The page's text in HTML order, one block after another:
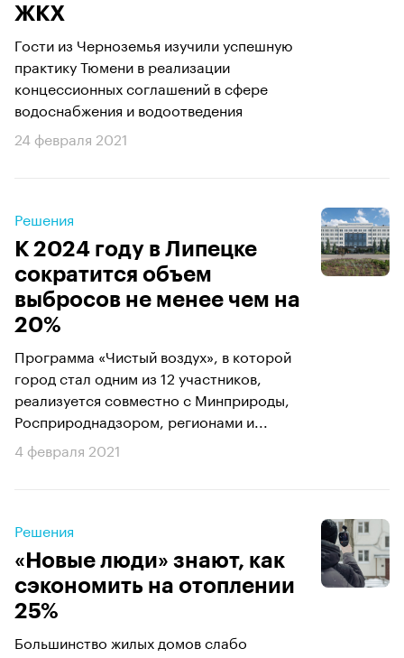
ЖКХ
Гости из Черноземья изучили успешную
практику Тюмени в реализации
концессионных соглашений в сфере
водоснабжения и водоотведения
24 февраля 2021
Решения
К 2024 году в Липецке
сократится объем
выбросов не менее чем на
20%
Программа «Чистый воздух», в которой
город стал одним из 12 участников,
реализуется совместно с Минприроды,
Росприроднадзором, регионами и...
4 февраля 2021
Решения
«Новые люди» знают, как
сэкономить на отоплении
25%
Большинство жилых домов слабо